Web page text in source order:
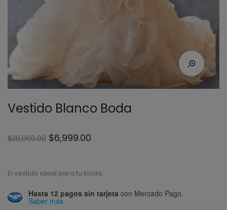
Vestido Blanco Boda
$20,000.00 $6,999.00
El vestido ideal para tu boda.
Hasta 12 pagos sin tarjeta con Mercado Pago.
Saber más